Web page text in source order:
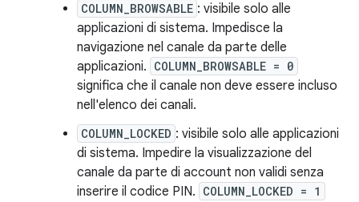
COLUMN_BROWSABLE : visibile solo alle
applicazioni di sistema. Impedisce la
navigazione nel canale da parte delle
applicazioni. COLUMN_BROWSABLE = 0
significa che il canale non deve essere incluso
nell'elenco dei canali.
COLUMN_LOCKED : visibile solo alle applicazioni
di sistema. Impedire la visualizzazione del
canale da parte di account non validi senza
inserire il codice PIN. COLUMN_LOCKED = 1